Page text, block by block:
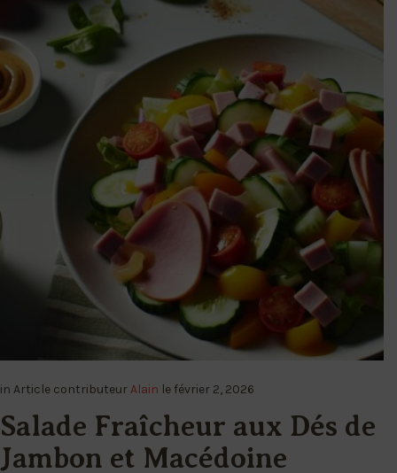
in Article contributeurAlain le février 2, 2026
Salade Fraîcheur aux Dés de
Jambon et Macédoine